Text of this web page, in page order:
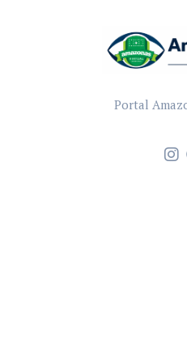
Portal